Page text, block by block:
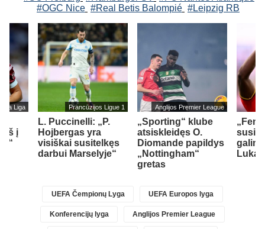
#OGC Nice #Real Betis Balompié #Leipzig RB
La Liga
į
Prancūzijos Ligue 1
L. Puccinelli: „P.
Hojbergas yra
visiškai susitelkęs
darbui Marselyje“
Anglijos Premier League
„Sporting“ klube
atsiskleidęs O.
Diomande papildys
„Nottingham“
gretas
UEFA Čempionų Lyga UEFA Europos lyga
Konferencijų lyga Anglijos Premier League